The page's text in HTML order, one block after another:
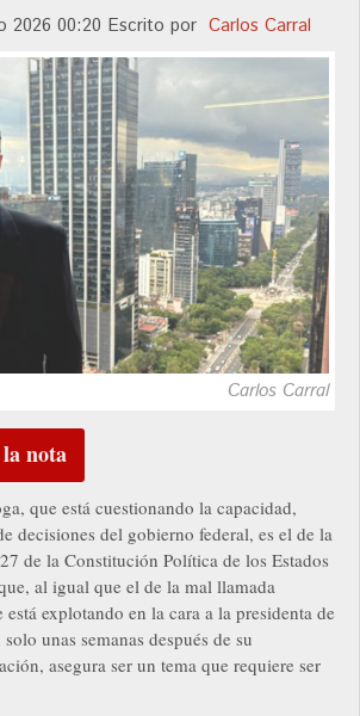
2026 00:20 Escrito por Carlos Carral
Carlos Carral
nota
que está cuestionando la capacidad,
decisiones del gobierno federal, es el de la
de la Constitución Política de los Estados
al igual que el de la mal llamada
explotando en la cara a la presidenta de
unas semanas después de su
asegura ser un tema que requiere ser